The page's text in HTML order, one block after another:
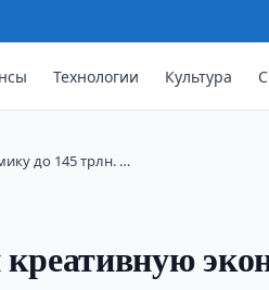
Технологии Культура
до 145 трлн. …